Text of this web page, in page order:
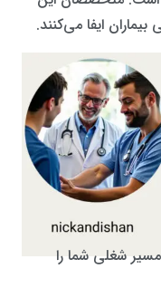
ایفا می‌کنند.